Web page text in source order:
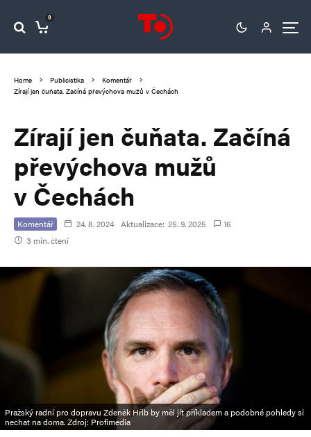
0
Home Publicistika
Komentář
Zírají jen čuňata. Začíná převýchova mužů v Čechách
Zírají jen čuňata. Začíná
převýchova mužů
v Čechách
Komentář 24. 8. 2024 Aktualizace: 25. 9. 2025
16
3 min. čtení
Pražský radní pro dopravu Zdeněk Hřib by měl jít příkladem a podobné pohledy si
nechat na doma. Zdroj: Profimedia